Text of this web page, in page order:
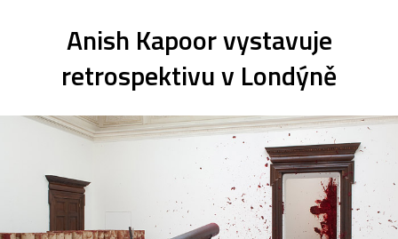
Anish Kapoor vystavuje
retrospektivu v Londýně